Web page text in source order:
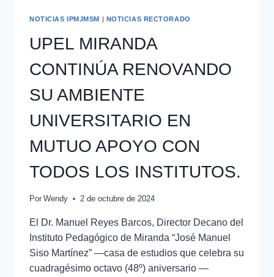
NOTICIAS IPMJMSM | NOTICIAS RECTORADO
UPEL MIRANDA
CONTINÚA RENOVANDO
SU AMBIENTE
UNIVERSITARIO EN
MUTUO APOYO CON
TODOS LOS INSTITUTOS.
Por Wendy 2 de octubre de 2024
El Dr. Manuel Reyes Barcos, Director Decano del
Instituto Pedagógico de Miranda “José Manuel
Siso Martínez” —casa de estudios que celebra su
cuadragésimo octavo (48º) aniversario —